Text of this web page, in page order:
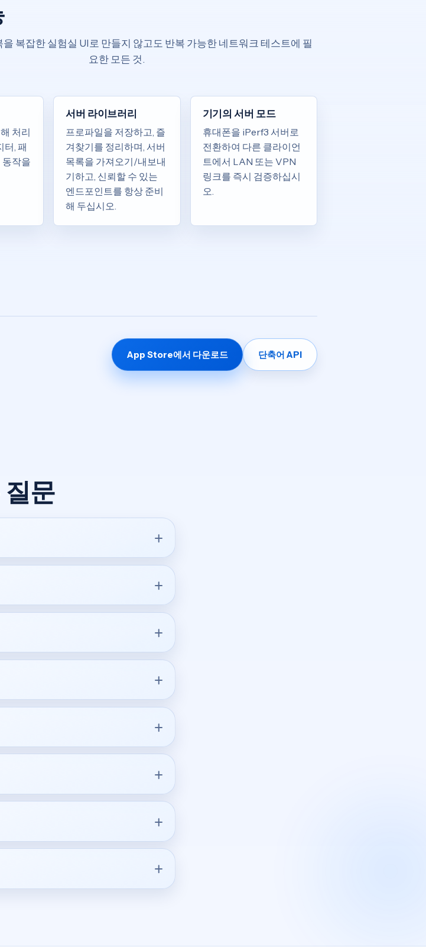
복잡한 실험실 UI로 만들지 않고도 반복 가능한 네트워크 테스트에 필
요한 모든 것.
처리
터, 패
동작을
서버 라이브러리
프로파일을 저장하고, 즐
겨찾기를 정리하며, 서버
목록을 가져오기/내보내
기하고, 신뢰할 수 있는
엔드포인트를 항상 준비
해 두십시오.
기기의 서버 모드
휴대폰을 iPerf3 서버로
전환하여 다른 클라이언
트에서 LAN 또는 VPN
링크를 즉시 검증하십시
오.
App Store에서 다운로드 단축어 API
문